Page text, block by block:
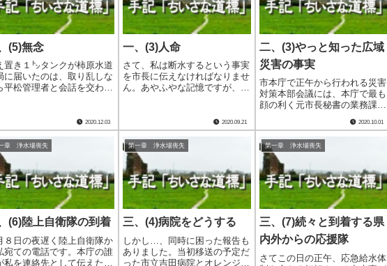
(5)無念
置き１㌧タンクが柿原水道
に届いたのは、取り乱しな
平松管理者と会話を交わし
た。私には、気持ちを落ち
せて行かなければならない
ろがあったのです。 それ
３日間の行方.....
2020.12.03
一、(3)人命
さて、私は断水するという事実
を市長に伝えなければなりませ
ん。あやふやな記憶ですが、市
うな気がします。 その時に得
た市内の状況は、吉田地域で10
人位の犠牲者・行方不明者が出
ているようだと.....
2020.09.21
二、(3)やっと知った広域
災害の事実
市本庁で正午から行われる災害
対策本部会議には、本庁で最も
顔の利く元市長秘書の業務課中
瀬主任を向かわせました。私は
日水協愛媛県支部長都市、松山
市の平松公営企業管理者に電話
をしました。状況が状況だけ
に、市長の最終許可を得る前に
私の一存で応急給水.....
2020.10.01
章 浄水場喪失
(6)陸上自衛隊の到着
８日の夜遅く陸上自衛隊か
宛ての電話です。本庁の誰
私を連絡先として伝えたの
第一章 浄水場喪失
三、(4)病院をどうする
しかし…、同時に困った報告も
ありました。当初移送の予定だ
った市立吉田病院とオレンジ荘
第一章 浄水場喪失
三、(7)続々と到着する県
内外からの応援隊
さてこの日の正午、応急給水体